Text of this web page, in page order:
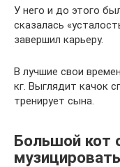
У него и до этого
сказалась
завершил карьеру.
В лучшие свои
кг. Выглядит качок
тренирует сына.
Большой кот
музицировать